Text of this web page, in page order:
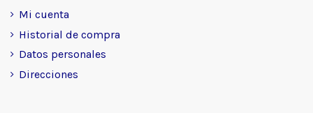
Mi cuenta
Historial de compra
Datos personales
Direcciones